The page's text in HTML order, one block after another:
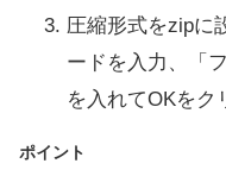
圧縮形式をzipに
ードを入力、「
を入れてOKをク
ポイント